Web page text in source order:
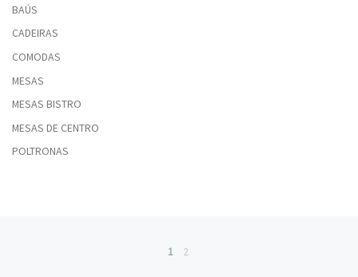
BAÚS
CADEIRAS
COMODAS
MESAS
MESAS BISTRO
MESAS DE CENTRO
POLTRONAS
1 2